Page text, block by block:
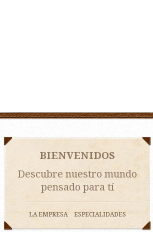
BIENVENIDOS
Descubre nuestro mundo
pensado para tí
LA EMPRESA ESPECIALIDADES